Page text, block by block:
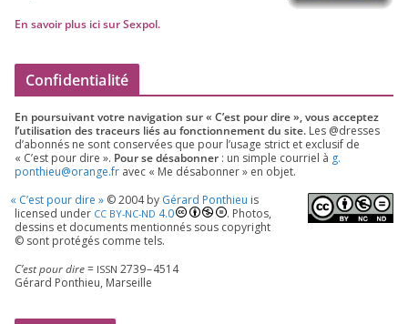
En savoir plus ici sur Sexpol.
Confidentialité
En pour­sui­vant votre navi­ga­tion sur « C’est pour dire », vous accep­tez
l’utilisation des tra­ceurs liés au fonc­tion­ne­ment du site. Les @dresses
d’a­bon­nés ne sont conser­vées que pour l’u­sage strict et exclu­sif de
« C’est pour dire ». Pour se désa­bon­ner : un simple cour­riel à g.​
ponthieu@​orange.​fr avec « Me désa­bon­ner » en objet.
« C’est pour dire » ©2004by Gérard Ponthieu is
licen­sed under CC BY-NC-ND 4.0
. Photos,
des­sins et docu­ments men­tion­nés sous copy­right
© sont pro­té­gés comme tels.
C’est pour dire= ISSN 2739–4514
Gérard Ponthieu, Marseille